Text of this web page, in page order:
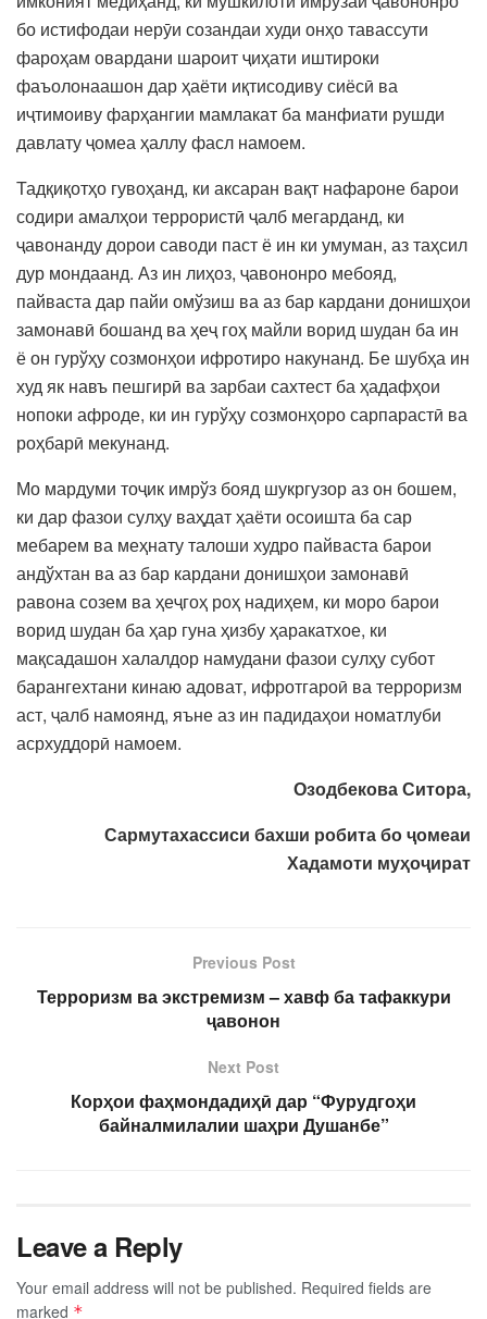
бо истифодаи нерӯи созандаи худи онҳо тавассути
фароҳам овардани шароит ҷиҳати иштироки
фаъолонаашон дар ҳаёти иқтисодиву сиёсӣ ва
иҷтимоиву фарҳангии мамлакат ба манфиати рушди
давлату ҷомеа ҳаллу фасл намоем.
Тадқиқотҳо гувоҳанд, ки аксаран вақт нафароне барои
содири амалҳои террористӣ ҷалб мегарданд, ки
ҷавонанду дорои саводи паст ё ин ки умуман, аз таҳсил
дур мондаанд. Аз ин лиҳоз, ҷавононро мебояд,
пайваста дар пайи омўзиш ва аз бар кардани донишҳои
замонавӣ бошанд ва ҳеҷ гоҳ майли ворид шудан ба ин
ё он гурўҳу созмонҳои ифротиро накунанд. Бе шубҳа ин
худ як навъ пешгирӣ ва зарбаи сахтест ба ҳадафҳои
нопоки афроде, ки ин гурўҳу созмонҳоро сарпарастӣ ва
роҳбарӣ мекунанд.
Мо мардуми тоҷик имрўз бояд шукргузор аз он бошем,
ки дар фазои сулҳу ваҳдат ҳаёти осоишта ба сар
мебарем ва меҳнату талоши худро пайваста барои
андўхтан ва аз бар кардани донишҳои замонавӣ
равона созем ва ҳеҷгоҳ роҳ надиҳем, ки моро барои
ворид шудан ба ҳар гуна ҳизбу ҳаракатхое, ки
мақсадашон халалдор намудани фазои сулҳу субот
барангехтани кинаю адоват, ифротгароӣ ва терроризм
аст, ҷалб намоянд, яъне аз ин падидаҳои номатлуби
асрхуддорӣ намоем.
Озодбекова Ситора,
Сармутахассиси бахши робита бо ҷомеаи
Хадамоти муҳоҷират
Previous Post
Терроризм ва экстремизм – хавф ба тафаккури
ҷавонон
Next Post
Корҳои фаҳмондадиҳӣ дар “Фурудгоҳи
байналмилалии шаҳри Душанбе”
Leave a Reply
Your email address will not be published. Required fields are
marked *